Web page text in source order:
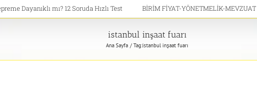
Dayanıklı mı? 12 Soruda Hızlı Test BİRİM FİYAT-YÖNETMELİK-
istanbul inşaat fuarı
Ana Sayfa Tag:istanbul inşaat fuarı